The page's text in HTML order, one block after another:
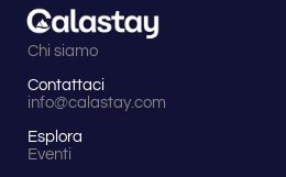
Chi siamo
Contattaci
info@calastay.com
Esplora
Eventi